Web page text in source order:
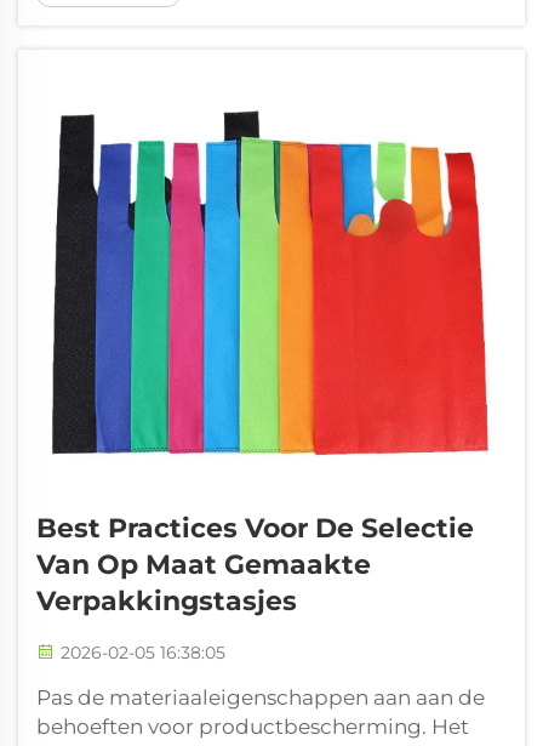
waarop verpakkingszakken eruitzien en
Best Practices Voor De Selectie
Van Op Maat Gemaakte
Verpakkingstasjes
2026-02-05 16:38:05
Pas de materiaaleigenschappen aan aan de
behoeften voor productbescherming. Het